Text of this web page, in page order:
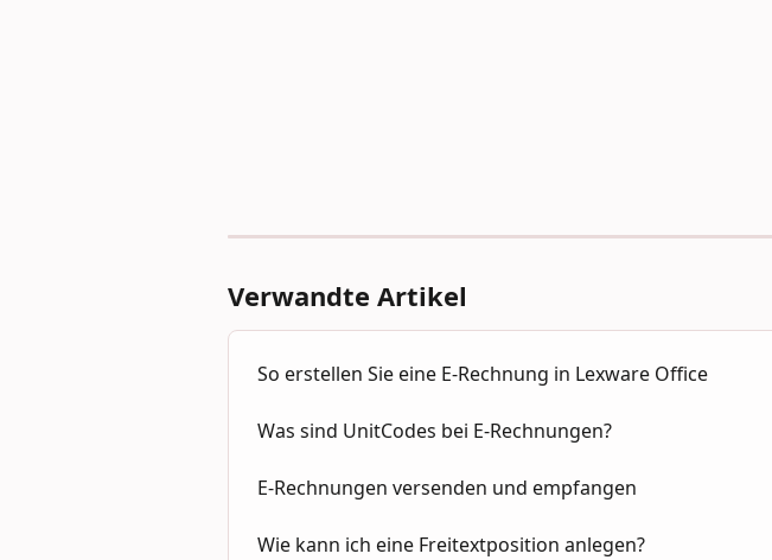
Verwandte Artikel
So erstellen Sie eine E-Rechnung in Lexware Office
Was sind UnitCodes bei E-Rechnungen?
E-Rechnungen versenden und empfangen
Wie kann ich eine Freitextposition anlegen?